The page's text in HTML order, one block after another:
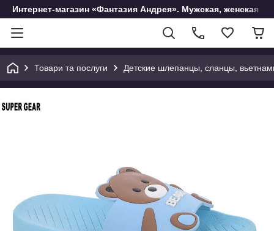
Интернет-магазин «Фантазия Андрея». Мужская, женская и
Товари та послуги Детские шлепанцы, сланцы,